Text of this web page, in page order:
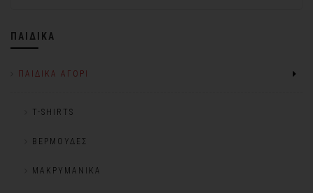
ΠΑΙΔΙΚΆ
ΠΑΙΔΙΚΆ ΑΓΌΡΙ
T-SHIRTS
ΒΕΡΜΟΎΔΕΣ
ΜΑΚΡΥΜΆΝΙΚΑ